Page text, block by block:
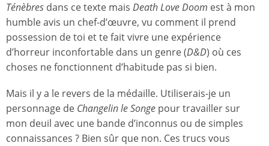
Ténèbres dans ce texte mais Death Love Doom est à mon
humble avis un chef-d’œuvre, vu comment il prend
possession de toi et te fait vivre une expérience
d’horreur inconfortable dans un genre (D&D) où ces
choses ne fonctionnent d’habitude pas si bien.
Mais il y a le revers de la médaille. Utiliserais-je un
personnage de Changelin le Songe pour travailler sur
mon deuil avec une bande d’inconnus ou de simples
connaissances ? Bien sûr que non. Ces trucs vous